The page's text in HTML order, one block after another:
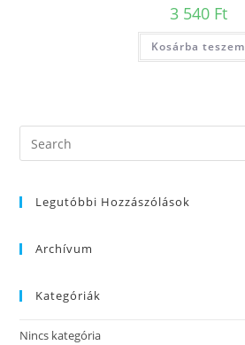
3 540 Ft
Kosárba teszem
Legutóbbi Hozzászólások
Archívum
Kategóriák
Nincs kategória